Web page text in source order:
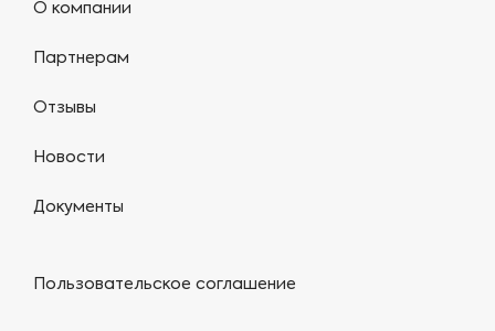
О компании
Партнерам
Отзывы
Новости
Документы
Пользовательское соглашение